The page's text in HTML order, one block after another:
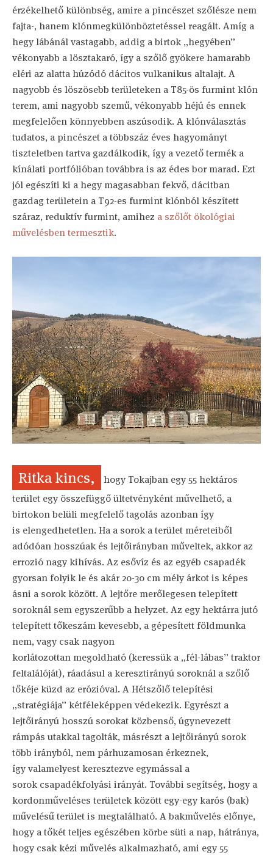
érzékelhető különbség, amire a pincészet szőlésze nem
fajta-, hanem klónmegkülönböztetéssel reagált. Amíg a
hegy lábánál vastagabb, addig a birtok „hegyében”
vékonyabb a lösztakaró, így a szőlő gyökere hamarabb
eléri az alatta húzódó dácitos vulkanikus altalajt. A
nagyobb és löszösebb területeken a T85-ös furmint klón
terem, ami nagyobb szemű, vékonyabb héjú és ennek
megfelelően könnyebben aszúsodik. A klónválasztás
tudatos, a pincészet a többszáz éves hagyományt
tiszteletben tartva gazdálkodik, így a vezető termék a
kínálati portfólióban továbbra is az édes bor marad. Ezt
jól egészíti ki a hegy magasabban fekvő, dácitban
gazdag területein a T92-es furmint klónból készített
száraz, reduktív furmint, amihez a szőlőt ökológiai
művelésben termesztik.
Ritka kincs,
hogy Tokajban egy 55 hektáros
terület egy összefüggő ültetvényként művelhető, a
birtokon belüli megfelelő tagolás azonban így
is elengedhetetlen. Ha a sorok a terület méreteiből
adódóan hosszúak és lejtőirányban műveltek, akkor az
errozió nagy kihívás. Az esővíz és az egyéb csapadék
gyorsan folyik le és akár 20-30 cm mély árkot is képes
ásni a sorok között. A lejtőre merőlegesen telepített
soroknál sem egyszerűbb a helyzet. Az egy hektárra jutó
telepített tőkeszám kevesebb, a gépesített földmunka
nem, vagy csak nagyon
korlátozottan megoldható (keressük a „fél-lábas” traktor
feltalálóját), ráadásul a keresztirányú soroknál a szőlő
tőkéje küzd az erózióval. A Hétszőlő telepítési
„stratégiája” kétféleképpen védekezik. Egyrészt a
lejtőirányú hosszú sorokat közbenső, úgynevezett
rámpás utakkal tagolták, másrészt a lejtőirányú sorok
több irányból, nem párhuzamosan érkeznek,
így valamelyest keresztezve egymással a
sorok csapadékfolyási irányát. További segítség, hogy a
kordonműveléses területek között egy-egy karós (bak)
művelésű terület is megtalálható. A bakművelés előnye,
hogy a tőkét teljes egészében körbe süti a nap, hátránya,
hogy csak kézi művelés alkalmazható, ami egy 55